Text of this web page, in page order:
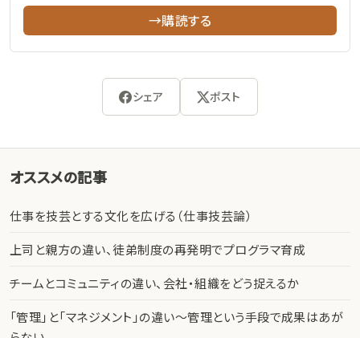
→購読する
シェア ポスト
オススメの記事
仕事を技芸とする文化を広げる（仕事技芸論）
上司と親方の違い、徒弟制度の再発明でプログラマ育成
チームとコミュニティの違い、会社・組織をどう捉えるか
「管理」と「マネジメント」の違い〜管理という手段で成果はあが